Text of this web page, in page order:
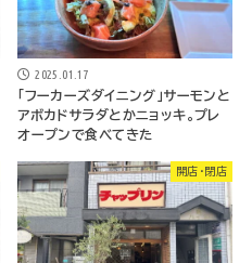
2025.01.17
「フーカーズダイニング」サーモンと
アボカドサラダとかニョッキ。プレ
オープンで食べてきた
開店・閉店